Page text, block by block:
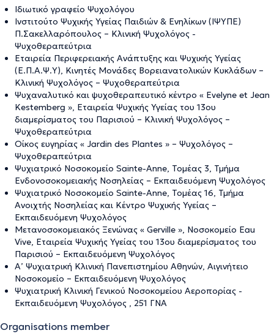
Ιδιωτικό γραφείο Ψυχολόγου
Ινστιτούτο Ψυχικής Υγείας Παιδιών & Ενηλίκων (ΙΨΥΠΕ)
Π.Σακελλαρόπουλος – Κλινική Ψυχολόγος -
Ψυχοθεραπεύτρια
Εταιρεία Περιφερειακής Ανάπτυξης και Ψυχικής Υγείας
(Ε.Π.Α.Ψ.Υ), Κινητές Μονάδες Βορειανατολικών Κυκλάδων –
Κλινική Ψυχολόγος – Ψυχοθεραπεύτρια
Ψυχαναλυτικό και ψυχοθεραπευτικό κέντρο « Evelyne et Jean
Kestemberg », Εταιρεία Ψυχικής Υγείας του 13ου
διαμερίσματος του Παρισιού – Κλινική Ψυχολόγος –
Ψυχοθεραπεύτρια
Οίκος ευγηρίας « Jardin des Plantes » – Ψυχολόγος –
Ψυχοθεραπεύτρια
Ψυχιατρικό Νοσοκομείο Sainte-Anne, Τομέας 3, Τμήμα
Ενδονοσοκομειακής Νοσηλείας – Εκπαιδευόμενη Ψυχολόγος
Ψυχιατρικό Νοσοκομείο Sainte-Anne, Τομέας 16, Τμήμα
Ανοιχτής Νοσηλείας και Κέντρο Ψυχικής Υγείας –
Εκπαιδευόμενη Ψυχολόγος
Μετανοσοκομειακός Ξενώνας « Gerville », Νοσοκομείο Eau
Vive, Εταιρεία Ψυχικής Υγείας του 13ου διαμερίσματος του
Παρισιού – Εκπαιδευόμενη Ψυχολόγος
Α’ Ψυχιατρική Κλινική Πανεπιστημίου Αθηνών, Αιγινήτειο
Νοσοκομείο – Εκπαιδευόμενη Ψυχολόγος
Ψυχιατρική Κλινική Γενικού Νοσοκομείου Αεροπορίας -
Εκπαιδευόμενη Ψυχολόγος , 251 ΓΝΑ
Organisations member